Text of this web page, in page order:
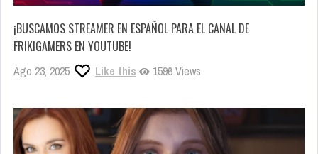
¡BUSCAMOS STREAMER EN ESPAÑOL PARA EL CANAL DE
FRIKIGAMERS EN YOUTUBE!
Ago 23, 2025 Like this 1596 Views